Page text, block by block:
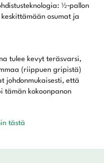
½‑pallon
osumat ja
tulee kevyt teräsvarsi,
(riippuen gripistä)
johdonmukaisesti, että
tämän kokoonpanon
tästä